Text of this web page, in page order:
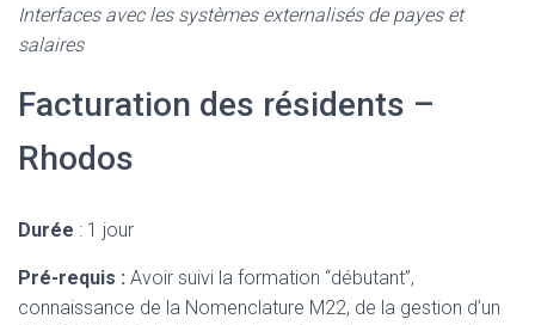
Interfaces avec les systèmes externalisés de payes et
salaires
Facturation des résidents –
Rhodos
Durée : 1 jour
Pré-requis : Avoir suivi la formation “débutant”,
connaissance de la Nomenclature M22, de la gestion d’un